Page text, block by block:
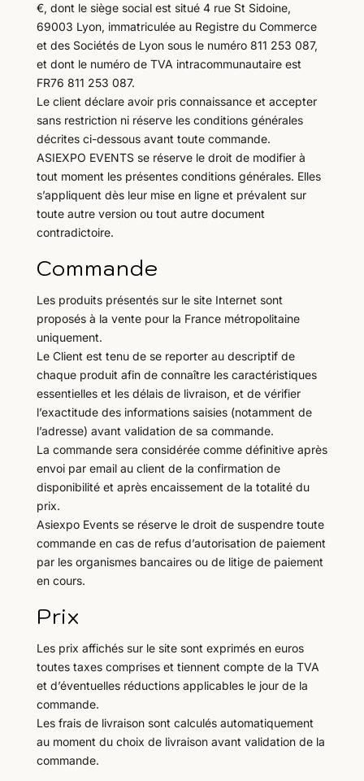
€, dont le siège social est situé 4 rue St Sidoine,
69003 Lyon, immatriculée au Registre du Commerce
et des Sociétés de Lyon sous le numéro 811 253 087,
et dont le numéro de TVA intracommunautaire est
FR76 811 253 087.
Le client déclare avoir pris connaissance et accepter
sans restriction ni réserve les conditions générales
décrites ci-dessous avant toute commande.
ASIEXPO EVENTS se réserve le droit de modifier à
tout moment les présentes conditions générales. Elles
s’appliquent dès leur mise en ligne et prévalent sur
toute autre version ou tout autre document
contradictoire.
Commande
Les produits présentés sur le site Internet sont
proposés à la vente pour la France métropolitaine
uniquement.
Le Client est tenu de se reporter au descriptif de
chaque produit afin de connaître les caractéristiques
essentielles et les délais de livraison, et de vérifier
l’exactitude des informations saisies (notamment de
l’adresse) avant validation de sa commande.
La commande sera considérée comme définitive après
envoi par email au client de la confirmation de
disponibilité et après encaissement de la totalité du
prix.
Asiexpo Events se réserve le droit de suspendre toute
commande en cas de refus d’autorisation de paiement
par les organismes bancaires ou de litige de paiement
en cours.
Prix
Les prix affichés sur le site sont exprimés en euros
toutes taxes comprises et tiennent compte de la TVA
et d’éventuelles réductions applicables le jour de la
commande.
Les frais de livraison sont calculés automatiquement
au moment du choix de livraison avant validation de la
commande.